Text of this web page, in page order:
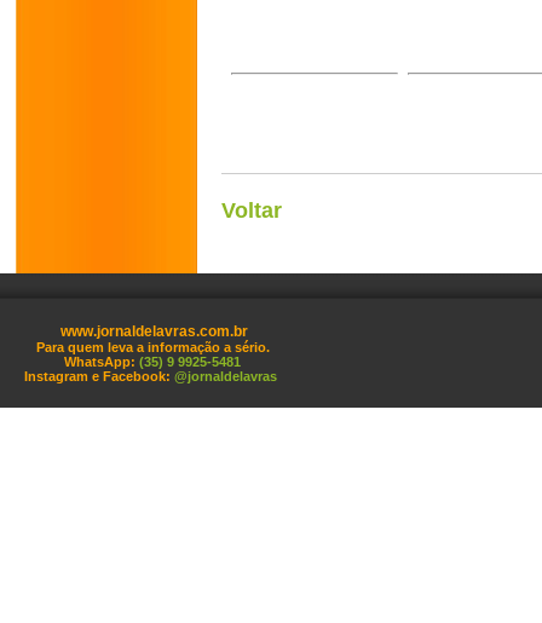
Voltar
www.jornaldelavras.com.br
Para quem leva a informação a sério.
WhatsApp: (35) 9 9925-5481
Instagram e Facebook: @jornaldelavras